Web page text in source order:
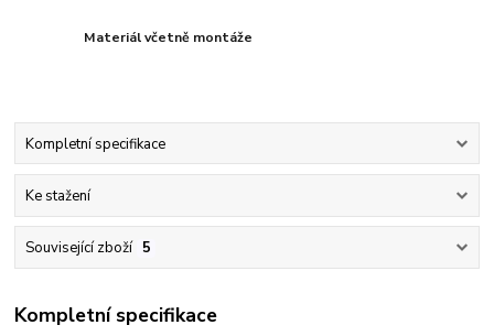
Materiál včetně montáže
Kompletní specifikace
Ke stažení
Související zboží 5
Kompletní specifikace